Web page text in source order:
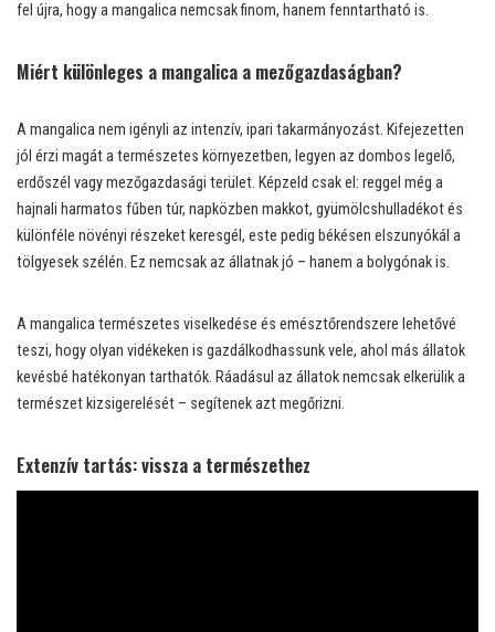
fel újra, hogy a mangalica nemcsak finom, hanem fenntartható is.
Miért különleges a mangalica a mezőgazdaságban?
A mangalica nem igényli az intenzív, ipari takarmányozást. Kifejezetten
jól érzi magát a természetes környezetben, legyen az dombos legelő,
erdőszél vagy mezőgazdasági terület. Képzeld csak el: reggel még a
hajnali harmatos fűben túr, napközben makkot, gyümölcshulladékot és
különféle növényi részeket keresgél, este pedig békésen elszunyókál a
tölgyesek szélén. Ez nemcsak az állatnak jó – hanem a bolygónak is.
A mangalica természetes viselkedése és emésztőrendszere lehetővé
teszi, hogy olyan vidékeken is gazdálkodhassunk vele, ahol más állatok
kevésbé hatékonyan tarthatók. Ráadásul az állatok nemcsak elkerülik a
természet kizsigerelését – segítenek azt megőrizni.
Extenzív tartás: vissza a természethez